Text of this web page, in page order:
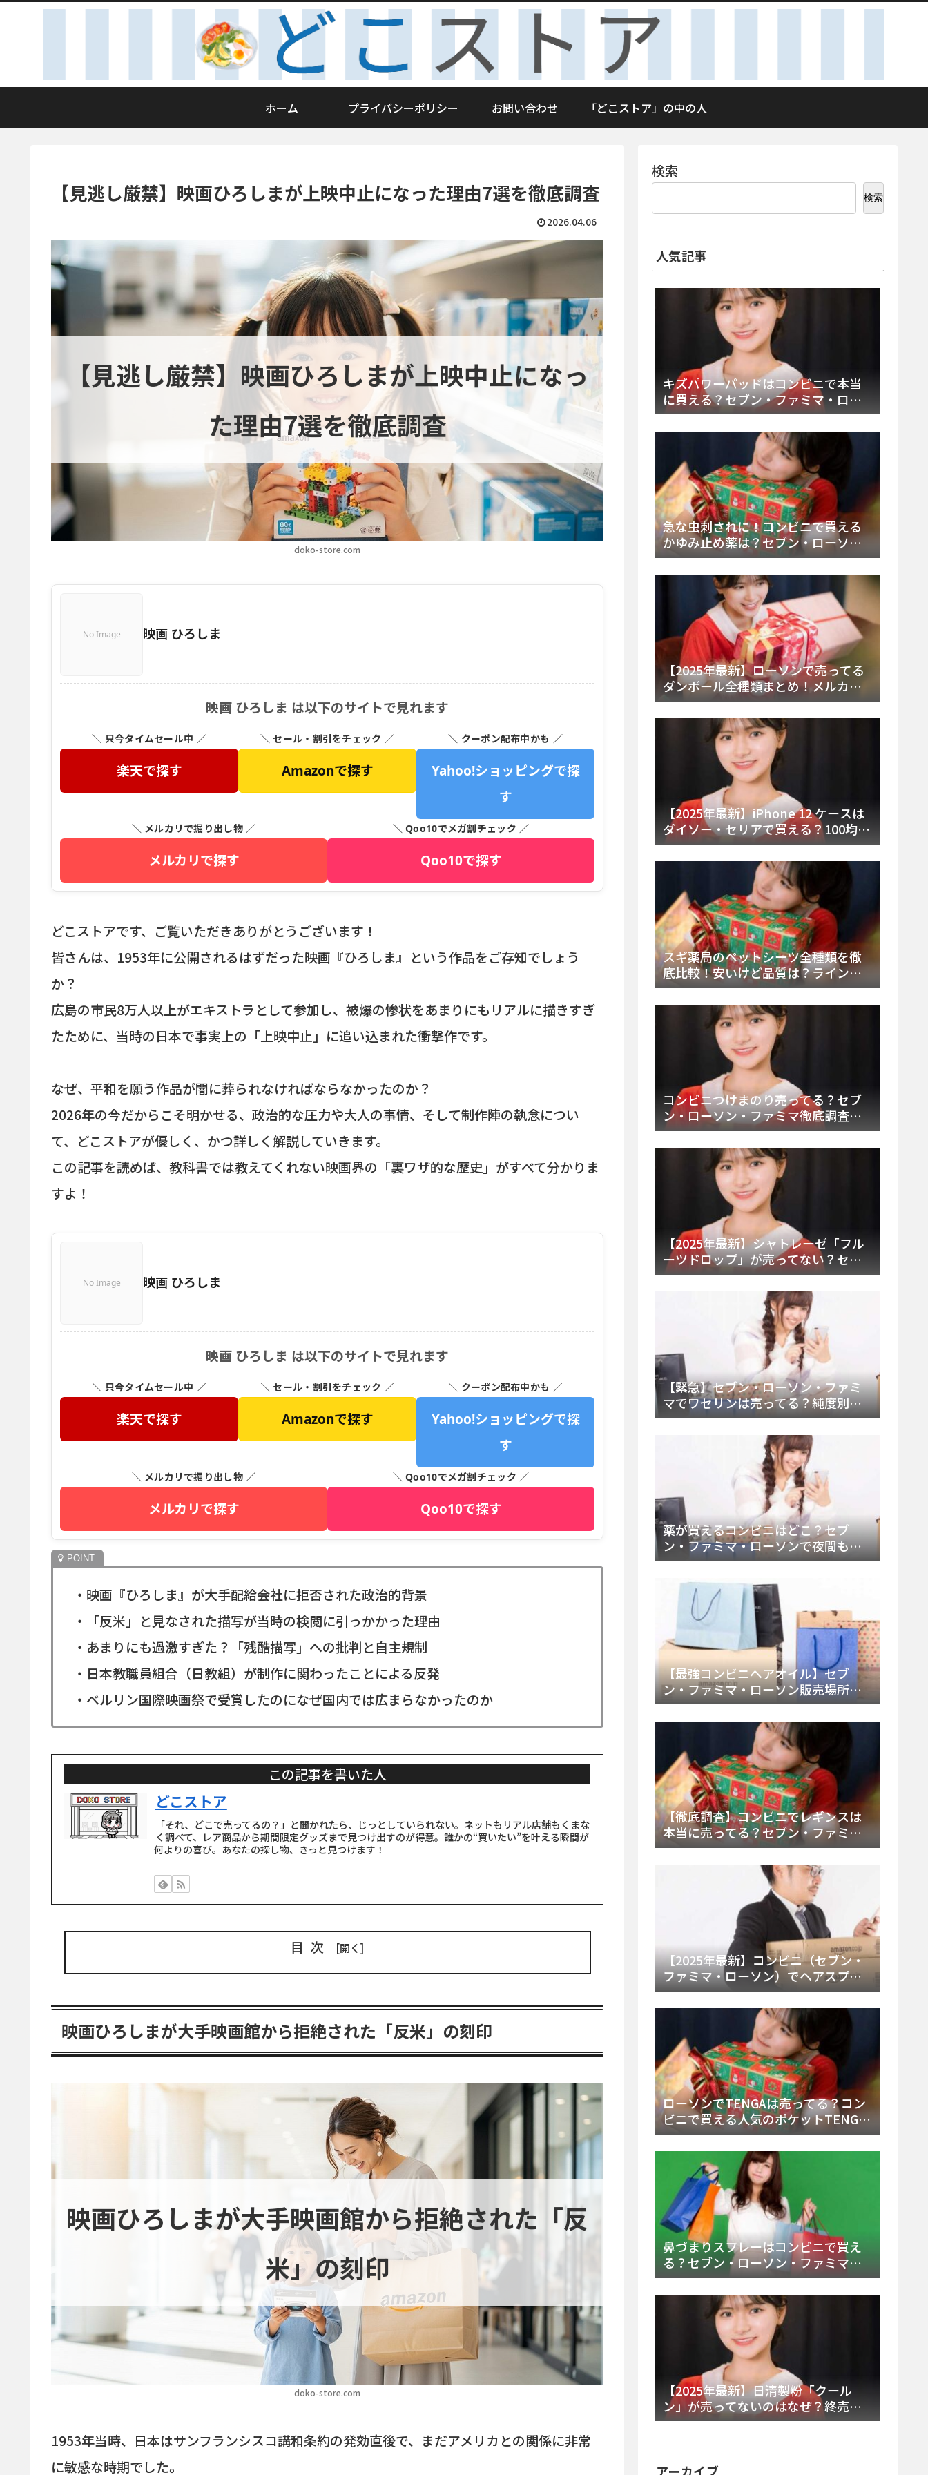
ホーム プライバシーポリシー お問い合わせ 「どこストア」の中の人
【見逃し厳禁】映画ひろしまが上映中止になった理由7選を徹底調査
2026.04.06
doko-store.com
【見逃し厳禁】映画ひろしまが上映中止になっ
た理由7選を徹底調査
No Image 映画 ひろしま
映画 ひろしま は以下のサイトで見れます
＼ 只今タイムセール中 ／
楽天で探す
＼ セール・割引をチェック ／
Amazonで探す
＼ クーポン配布中かも ／
Yahoo!ショッピングで探
す
＼ メルカリで掘り出し物 ／
メルカリで探す
＼ Qoo10でメガ割チェック ／
Qoo10で探す
どこストアです、ご覧いただきありがとうございます！
皆さんは、1953年に公開されるはずだった映画『ひろしま』という作品をご存知でしょう
か？
広島の市民8万人以上がエキストラとして参加し、被爆の惨状をあまりにもリアルに描きすぎ
たために、当時の日本で事実上の「上映中止」に追い込まれた衝撃作です。
なぜ、平和を願う作品が闇に葬られなければならなかったのか？
2026年の今だからこそ明かせる、政治的な圧力や大人の事情、そして制作陣の執念につい
て、どこストアが優しく、かつ詳しく解説していきます。
この記事を読めば、教科書では教えてくれない映画界の「裏ワザ的な歴史」がすべて分かりま
すよ！
No Image 映画 ひろしま
映画 ひろしま は以下のサイトで見れます
＼ 只今タイムセール中 ／
楽天で探す
＼ セール・割引をチェック ／
Amazonで探す
＼ クーポン配布中かも ／
Yahoo!ショッピングで探
す
＼ メルカリで掘り出し物 ／
メルカリで探す
＼ Qoo10でメガ割チェック ／
Qoo10で探す
・映画『ひろしま』が大手配給会社に拒否された政治的背景
・「反米」と見なされた描写が当時の検閲に引っかかった理由
・あまりにも過激すぎた？「残酷描写」への批判と自主規制
・日本教職員組合（日教組）が制作に関わったことによる反発
・ベルリン国際映画祭で受賞したのになぜ国内では広まらなかったのか
この記事を書いた人
どこストア
「それ、どこで売ってるの？」と聞かれたら、じっとしていられない。ネットもリアル店舗もくまな
く調べて、レア商品から期間限定グッズまで見つけ出すのが得意。誰かの“買いたい”を叶える瞬間が
何よりの喜び。あなたの探し物、きっと見つけます！
目次
映画ひろしまが大手映画館から拒絶された「反米」の刻印
doko-store.com
映画ひろしまが大手映画館から拒絶された「反
米」の刻印
1953年当時、日本はサンフランシスコ講和条約の発効直後で、まだアメリカとの関係に非常
に敏感な時期でした。
検索
検索
人気記事
キズパワーパッドはコンビニで本当
に買える？セブン・ファミマ・ロー
ソン徹底調査＆値段と種類別販売場
所まとめ
急な虫刺されに！コンビニで買える
かゆみ止め薬は？セブン・ローソ
ン・ファミマの販売状況と定番商品
まとめ
【2025年最新】ローソンで売ってる
ダンボール全種類まとめ！メルカリ
便・ゆうパック対応サイズと価格を
徹底解説
【2025年最新】iPhone 12 ケースは
ダイソー・セリアで買える？100均の
在庫状況と失敗しない選び方を徹底
解説！
スギ薬局のペットシーツ全種類を徹
底比較！安いけど品質は？ラインナ
ップと販売店（Amazon・楽天含む）
をチェック
コンビニつけまのり売ってる？セブ
ン・ローソン・ファミマ徹底調査！
ドンキや薬局、Amazon楽天で買う方
法まとめ
【2025年最新】シャトレーゼ「フル
ーツドロップ」が売ってない？セブ
ンでの販売終了理由と代替アイスを
【緊急】セブン・ローソン・ファミ
マでワセリンは売ってる？純度別お
すすめ品と販売場所を徹底まとめ
薬が買えるコンビニはどこ？セブ
ン・ファミマ・ローソンで夜間も買
える市販薬の種類と販売店の探し方
【最強コンビニヘアオイル】セブ
ン・ファミマ・ローソン販売場所
は？今すぐ買えるおすすめ市販品を
徹底調査！
【徹底調査】コンビニでレギンスは
本当に売ってる？セブン・ファミ
マ・ローソンの取扱店舗とメーカ
ー・内容物を詳しく調べてみた！
【2025年最新】コンビニ（セブン・
ファミマ・ローソン）でヘアスプレ
ーは売ってる？販売場所と買える種
類・値段を徹底調査！
ローソンでTENGAは売ってる？コン
ビニで買える人気のポケットTENGA
とエッグの取り扱い店舗と陳列場所
を徹底解説！
鼻づまりスプレーはコンビニで買え
る？セブン・ローソン・ファミマの
販売時間と主要製品を徹底解説
【2025年最新】日清製粉「クール
ン」が売ってないのはなぜ？終売の
真相とレアチーズケーキ代替品・再
アーカイブ